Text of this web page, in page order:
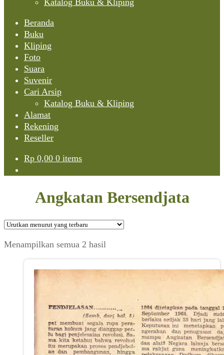
Katalog Buku & Kliping
Beranda
Buku
Kliping
Foto
Suara
Suvenir
Cari Arsip
Katalog Buku & Kliping
Alamat
Rekening
Reseller
Rp 0,00 0 items
Angkatan Bersendjata
Menampilkan semua 2 hasil
yang